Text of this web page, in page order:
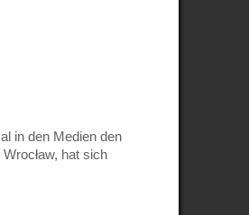
in den Medien den
hat sich